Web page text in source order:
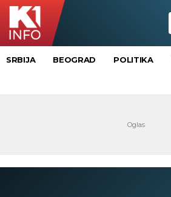
SRBIJA BEOGRAD POLITIKA